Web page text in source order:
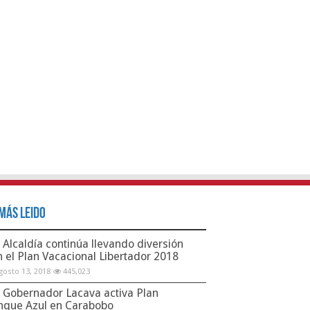
Leido
Alcaldía continúa llevando diversión
el Plan Vacacional Libertador 2018
13, 2018 445,023
Gobernador Lacava activa Plan
Azul en Carabobo